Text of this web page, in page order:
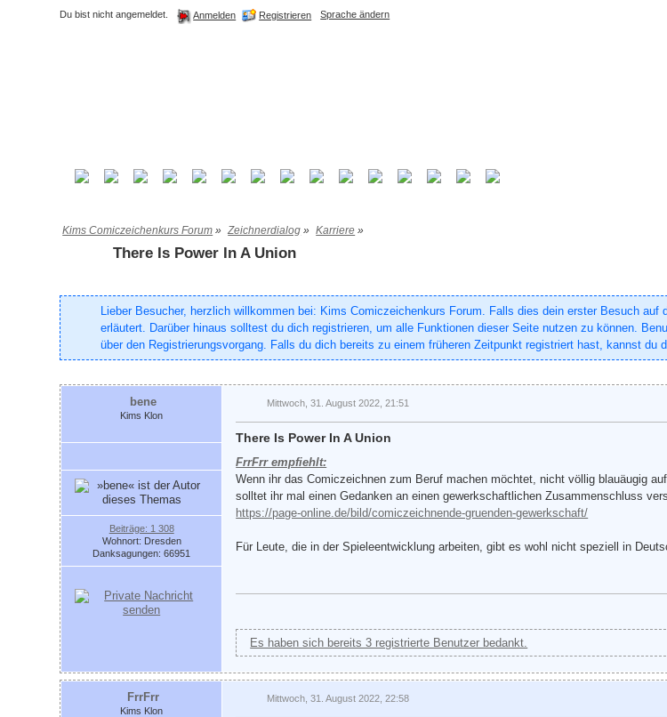
Du bist nicht angemeldet. Anmelden Registrieren Sprache ändern
Kims Comiczeichenkurs Forum » Zeichnerdialog » Karriere »
There Is Power In A Union
Lieber Besucher, herzlich willkommen bei: Kims Comiczeichenkurs Forum. Falls dies dein erster Besuch auf
erläutert. Darüber hinaus solltest du dich registrieren, um alle Funktionen dieser Seite nutzen zu können.
über den Registrierungsvorgang. Falls du dich bereits zu einem früheren Zeitpunkt registriert hast, kannst du
bene
Kims Klon
Beiträge: 1 308
Wohnort: Dresden
Danksagungen: 66951
Mittwoch, 31. August 2022, 21:51
There Is Power In A Union
FrrFrr empfiehlt:
Wenn ihr das Comiczeichnen zum Beruf machen möchtet, nicht völlig blauäugig
solltet ihr mal einen Gedanken an einen gewerkschaftlichen Zusammenschluss
https://page-online.de/bild/comiczeichnende-gruenden-gewerkschaft/
Für Leute, die in der Spieleentwicklung arbeiten, gibt es wohl nicht speziell in
Es haben sich bereits 3 registrierte Benutzer bedankt.
FrrFrr
Kims Klon
Mittwoch, 31. August 2022, 22:58